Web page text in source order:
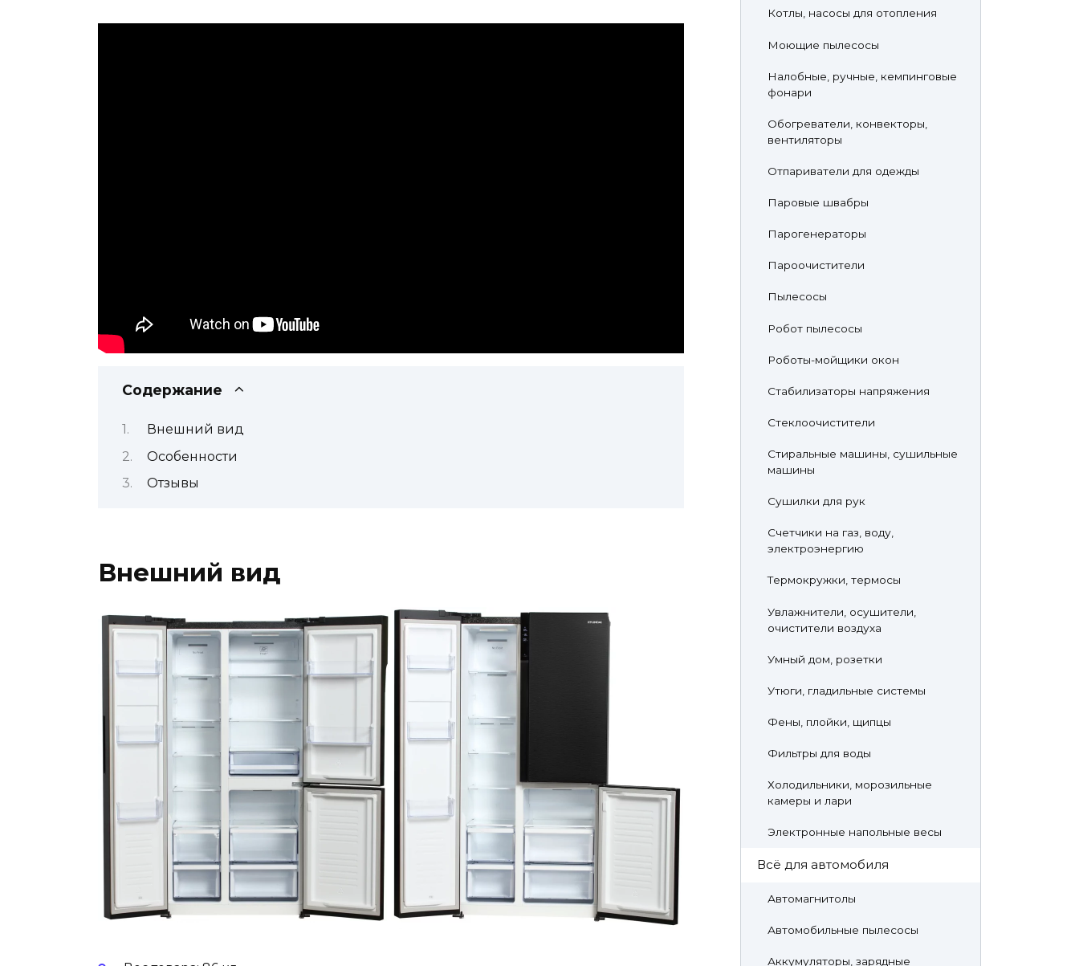
Содержание
Внешний вид
Особенности
Отзывы
Внешний вид
Котлы, насосы для отопления
Моющие пылесосы
Налобные, ручные, кемпинговые
фонари
Обогреватели, конвекторы,
вентиляторы
Отпариватели для одежды
Паровые швабры
Парогенераторы
Пароочистители
Пылесосы
Робот пылесосы
Роботы-мойщики окон
Стабилизаторы напряжения
Стеклоочистители
Стиральные машины, сушильные
машины
Сушилки для рук
Счетчики на газ, воду,
электроэнергию
Термокружки, термосы
Увлажнители, осушители,
очистители воздуха
Умный дом, розетки
Утюги, гладильные системы
Фены, плойки, щипцы
Фильтры для воды
Холодильники, морозильные
камеры и лари
Электронные напольные весы
Всё для автомобиля
Автомагнитолы
Автомобильные пылесосы
Аккумуляторы, зарядные